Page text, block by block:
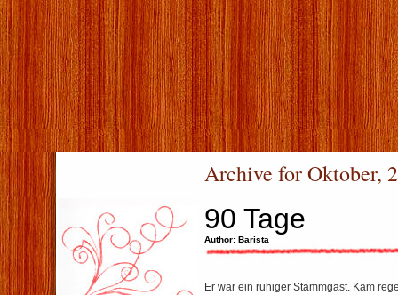
Archive for Oktober,
90 Tage
Author: Barista
Er war ein ruhiger Stammgast. Kam